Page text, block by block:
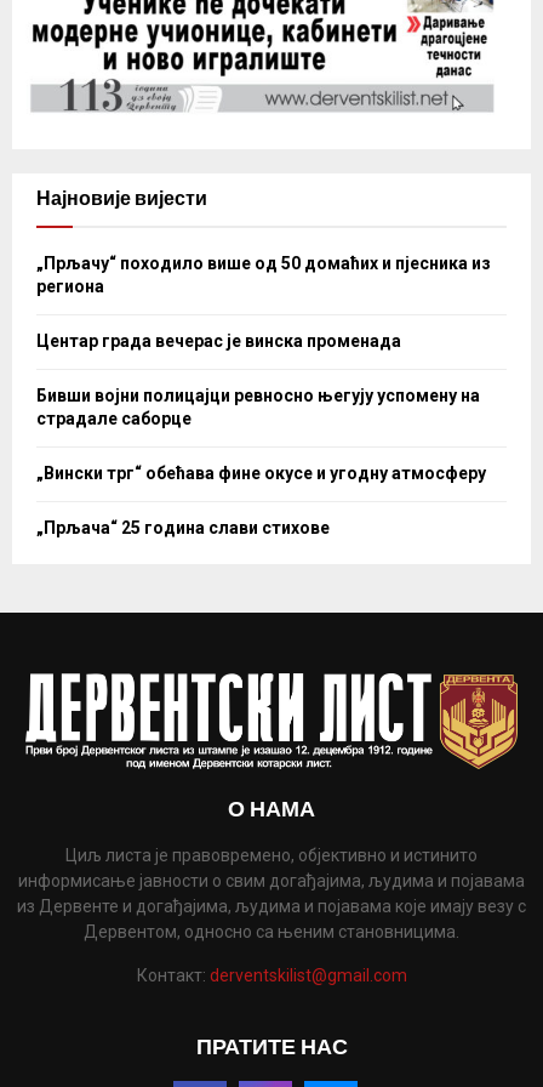
Најновије вијести
„Прљачу“ походило више од 50 домаћих и пјесника из
региона
Центар града вечерас је винска променада
Бивши војни полицајци ревносно његују успомену на
страдале саборце
„Вински трг“ обећава фине окусе и угодну атмосферу
„Прљача“ 25 година слави стихове
О НАМА
Циљ листа је правовремено, објективно и истинито
информисање јавности о свим догађајима, људима и појавама
из Дервенте и догађајима, људима и појавама које имају везу с
Дервентом, односно са њеним становницима.
Контакт: derventskilist@gmail.com
ПРАТИТЕ НАС